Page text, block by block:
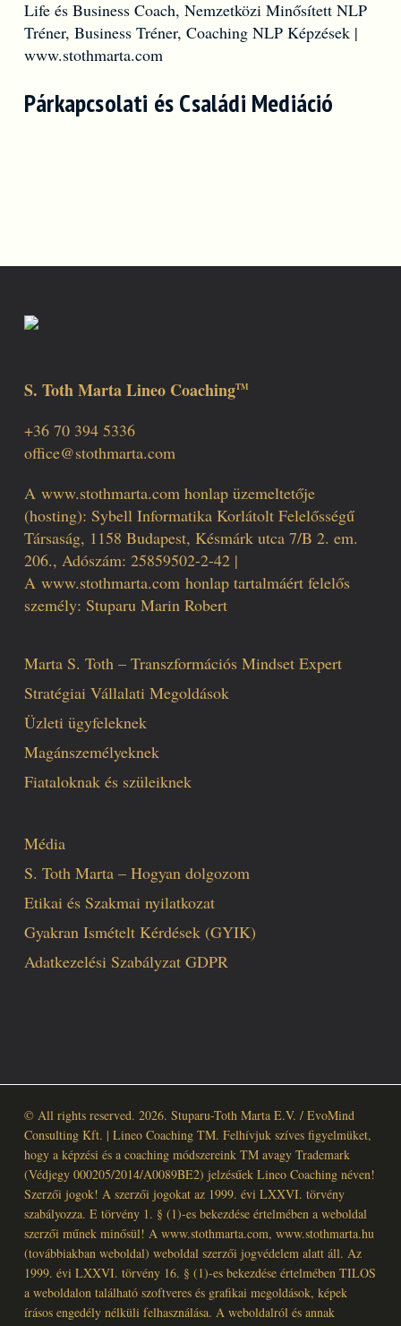
Párkapcsolati és Családi Mediáció
S. Toth Marta Lineo CoachingTM
+36 70 394 5336
office@stothmarta.com
A www.stothmarta.comhonlap üzemeltetője
(hosting): Sybell Informatika Korlátolt Felelősségű
Társaság, 1158 Budapest, Késmárk utca 7/B 2. em.
206., Adószám: 25859502-2-42 |
A www.stothmarta.comhonlap tartalmáért felelős
személy: Stuparu Marin Robert
Marta S. Toth – Transzformációs Mindset Expert
Stratégiai Vállalati Megoldások
Üzleti ügyfeleknek
Magánszemélyeknek
Fiataloknak és szüleiknek
Média
S. Toth Marta – Hogyan dolgozom
Etikai és Szakmai nyilatkozat
Gyakran Ismételt Kérdések (GYIK)
Adatkezelési Szabályzat GDPR
© All rights reserved. 2026. Stuparu-Toth Marta E.V. / EvoMind
Consulting Kft. | Lineo Coaching TM. Felhívjuk szíves figyelmüket,
hogy a képzési és a coaching módszereink TM avagy Trademark
(Védjegy 000205/2014/A0089BE2) jelzésűek Lineo Coaching néven!
Szerzői jogok! A szerzői jogokat az 1999. évi LXXVI. törvény
szabályozza. E törvény 1. § (1)-es bekezdése értelmében a weboldal
szerzői műnek minősül! A www.stothmarta.com, www.stothmarta.hu
(továbbiakban weboldal) weboldal szerzői jogvédelem alatt áll. Az
1999. évi LXXVI. törvény 16. § (1)-es bekezdése értelmében TILOS
a weboldalon található szoftveres és grafikai megoldások, képek
írásos engedély nélküli felhasználása. A weboldalról és annak